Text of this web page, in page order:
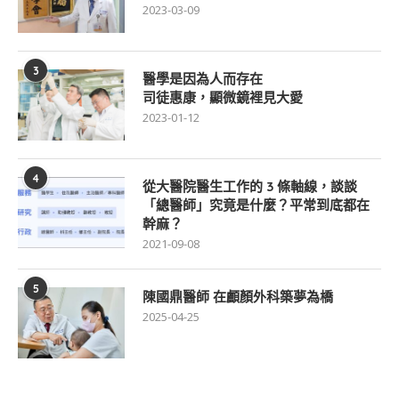
2023-03-09
3
醫學是因為人而存在
司徒惠康，顯微鏡裡見大愛
2023-01-12
4
從大醫院醫生工作的 3 條軸線，談談
「總醫師」究竟是什麼？平常到底都在
幹麻？
2021-09-08
5 陳國鼎醫師 在顱顏外科築夢為橋
2025-04-25